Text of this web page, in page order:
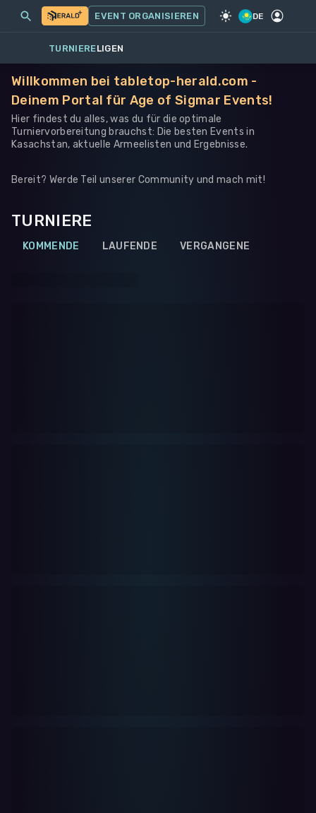
SPIEL·WARHAMMER 40K
MEINE EVENTS MEHR
EVENT ORGANISIEREN DE
TURNIERELIGEN
Willkommen bei tabletop-herald.com -
Deinem Portal für Age of Sigmar Events!
Hier findest du alles, was du für die optimale
Turniervorbereitung brauchst: Die besten Events in
Kasachstan, aktuelle Armeelisten und Ergebnisse.
Bereit? Werde Teil unserer Community und mach mit!
TURNIERE
KOMMENDE LAUFENDE VERGANGENE